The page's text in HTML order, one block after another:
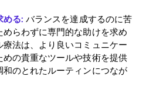
める: バランスを達成するのに苦
らわずに専門的な助けを求め
法は、より良いコミュニケー
の貴重なツールや技術を提供
和のとれたルーティンにつなが